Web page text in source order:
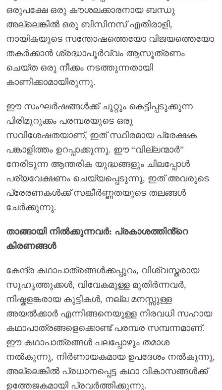
ഒരുപക്ഷേ ഒരു കൗശലക്കാരനായ ബന്ധു
അല്ലെങ്കിൽ ഒരു ബിസിനസ് എതിരാളി,
നായികയുടെ സന്തോഷത്തെയോ വിജയത്തെയോ
തകർക്കാൻ ശ്രദ്ധാപൂർവ്വം ആസൂത്രണം
ചെയ്ത ഒരു നീക്കം നടത്തുന്നതായി
കാണിക്കാമായിരുന്നു.
ഈ സംഘർഷങ്ങൾക്ക് ചുറ്റും കെട്ടിപ്പടുക്കുന്ന
പിരിമുറുക്കം പരമ്പരയുടെ ഒരു
സവിശേഷതയാണ്, ഇത് സ്ഥിരമായ പ്രേക്ഷക
പങ്കാളിത്തം ഉറപ്പാക്കുന്നു. ഈ “വില്ലന്മാർ”
നേരിടുന്ന ആന്തരിക യുദ്ധങ്ങളും ചിലപ്പോൾ
പര്യവേക്ഷണം ചെയ്യപ്പെടുന്നു, ഇത് അവരുടെ
പ്രേരണകൾക്ക് സങ്കീർണ്ണതയുടെ തലങ്ങൾ
ചേർക്കുന്നു.
താങ്ങായി നിൽക്കുന്നവർ: പ്രകാശത്തിൻ്റെ
കിരണങ്ങൾ
കേന്ദ്ര കഥാപാത്രങ്ങൾക്കപ്പുറം, വിശ്വസ്തരായ
സുഹൃത്തുക്കൾ, വിവേകമുള്ള മുതിർന്നവർ,
നിഷ്കളങ്കരായ കുട്ടികൾ, നല്ല മനസ്സുള്ള
അയൽക്കാർ എന്നിങ്ങനെയുള്ള നിരവധി സഹായ
കഥാപാത്രങ്ങളെക്കൊണ്ട് പരമ്പര സമ്പന്നമാണ്.
ഈ കഥാപാത്രങ്ങൾ പലപ്പോഴും തമാശ
നൽകുന്നു, നിർണായകമായ ഉപദേശം നൽകുന്നു,
അല്ലെങ്കിൽ പ്രധാനപ്പെട്ട കഥാ വികാസങ്ങൾക്ക്
ഉത്തേജകമായി പ്രവർത്തിക്കുന്നു.